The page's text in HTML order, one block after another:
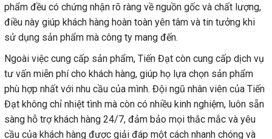
phẩm đều có chứng nhận rõ ràng về nguồn gốc và chất lượng,
điều này giúp khách hàng hoàn toàn yên tâm và tin tưởng khi
sử dụng sản phẩm mà công ty mang đến.
Ngoài việc cung cấp sản phẩm, Tiến Đạt còn cung cấp dịch vụ
tư vấn miễn phí cho khách hàng, giúp họ lựa chọn sản phẩm
phù hợp nhất với nhu cầu của mình. Đội ngũ nhân viên của Tiến
Đạt không chỉ nhiệt tình mà còn có nhiều kinh nghiệm, luôn sẵn
sàng hỗ trợ khách hàng 24/7, đảm bảo mọi thắc mắc và yêu
cầu của khách hàng được giải đáp một cách nhanh chóng và